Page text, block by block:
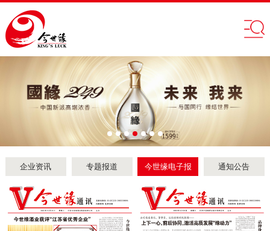
企业资讯 专题报道 今世缘电子报 通知公告